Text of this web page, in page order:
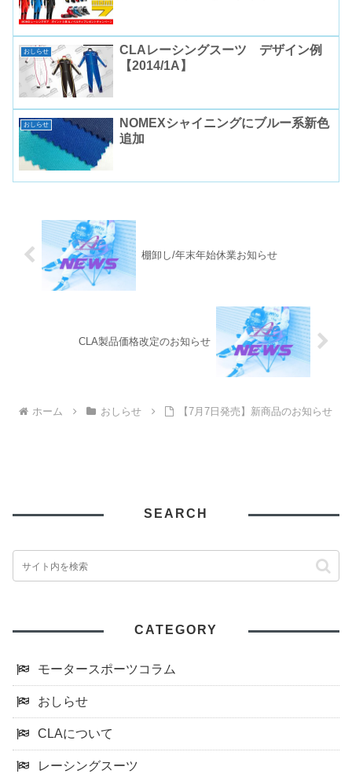
おしらせ
CLAレーシングスーツ デザイン例
【2014/1A】
おしらせ
NOMEXシャイニングにブルー系新色
追加
棚卸し/年末年始休業お知らせ
CLA製品価格改定のお知らせ
ホーム おしらせ 【7月7日発売】新商品のお知らせ
SEARCH
CATEGORY
モータースポーツコラム
おしらせ
CLAについて
レーシングスーツ